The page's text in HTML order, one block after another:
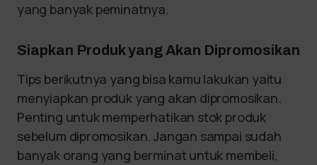
yang banyak peminatnya.
Siapkan Produk yang Akan Dipromosikan
Tips berikutnya yang bisa kamu lakukan yaitu
menyiapkan produk yang akan dipromosikan.
Penting untuk memperhatikan stok produk
sebelum dipromosikan. Jangan sampai sudah
banyak orang yang berminat untuk membeli,